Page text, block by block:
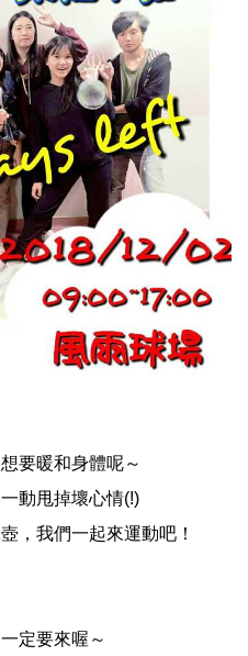
要暖和身體呢～
動甩掉壞心情(!)
，我們一起來運動吧！
定要來喔～